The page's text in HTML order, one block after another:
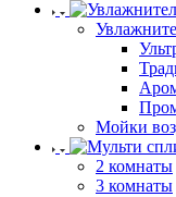
Мойки
2 комнаты
3 комнаты